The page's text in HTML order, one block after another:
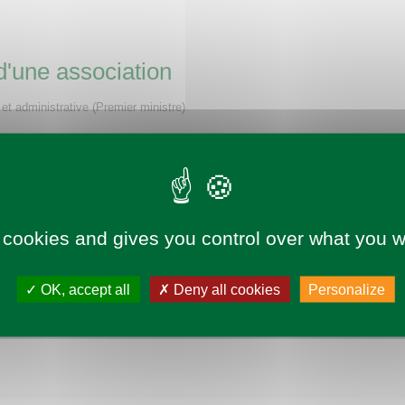
association
administrative (Premier ministre)
and gives you control over what you
OK, accept all Deny all cookies Personalize